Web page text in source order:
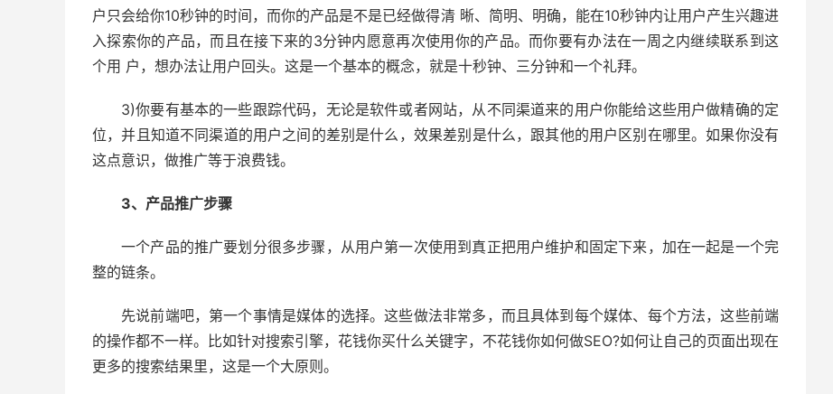
户只会给你10秒钟的时间，而你的产品是不是已经做得清 晰、简明、明确，能在10秒钟内让用户产生兴趣进
入探索你的产品，而且在接下来的3分钟内愿意再次使用你的产品。而你要有办法在一周之内继续联系到这
个用 户，想办法让用户回头。这是一个基本的概念，就是十秒钟、三分钟和一个礼拜。
3)你要有基本的一些跟踪代码，无论是软件或者网站，从不同渠道来的用户你能给这些用户做精确的定
位，并且知道不同渠道的用户之间的差别是什么，效果差别是什么，跟其他的用户区别在哪里。如果你没有
这点意识，做推广等于浪费钱。
3、产品推广步骤
一个产品的推广要划分很多步骤，从用户第一次使用到真正把用户维护和固定下来，加在一起是一个完
整的链条。
先说前端吧，第一个事情是媒体的选择。这些做法非常多，而且具体到每个媒体、每个方法，这些前端
的操作都不一样。比如针对搜索引擎，花钱你买什么关键字，不花钱你如何做SEO?如何让自己的页面出现在
更多的搜索结果里，这是一个大原则。